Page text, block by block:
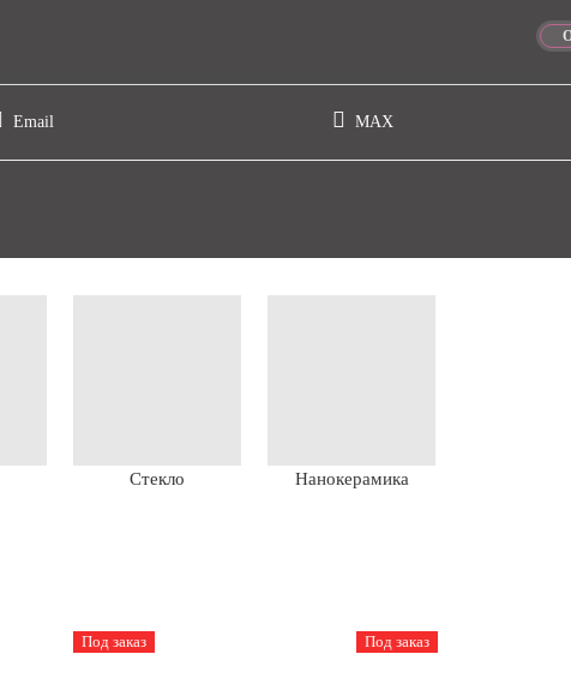
Email МАХ
Стекло Нанокерамика
Под заказ Под заказ